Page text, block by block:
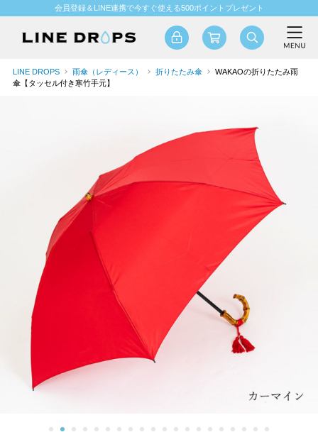
会員登録＆LINE連携で今すぐ使える500ポイントプレゼント
LINE DROPS 雨傘（レディース） 折りたたみ傘
WAKAOの折りたたみ雨
傘【タッセル付き寒竹手元】